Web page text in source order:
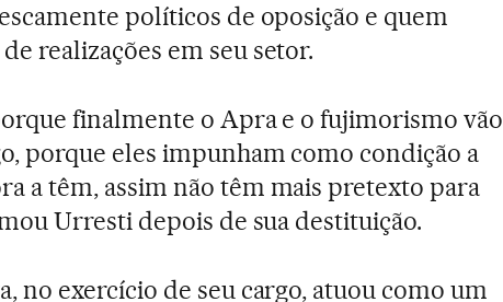
políticos de oposição e quem
realizações em seu setor.
finalmente o Apra e o fujimorismo vão
porque eles impunham como condição a
a têm, assim não têm mais pretexto para
Urresti depois de sua destituição.
no exercício de seu cargo, atuou como um